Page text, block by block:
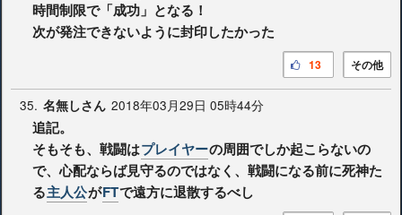
時間制限で「成功」となる！
次が発注できないように封印したかった
その他
13
35. 名無しさん 2018年03月29日 05時44分
追記。
そもそも、戦闘はプレイヤーの周囲でしか起こらないの
で、心配ならば見守るのではなく、戦闘になる前に死神た
る主人公がFTで遠方に退散するべし